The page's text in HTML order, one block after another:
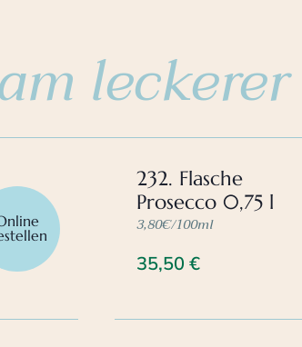
leckerer
232. Flasche
Prosecco 0,75 l
35,50 €
3,80€/100ml